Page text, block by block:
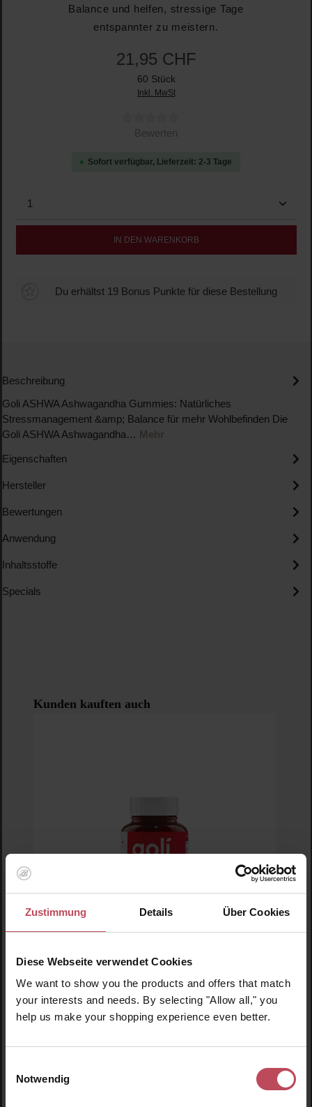
Zustimmung Details Über Cookies
Diese Webseite verwendet Cookies
We want to show you the products and offers that match
your interests and needs. By selecting "Allow all," you
help us make your shopping experience even better.
Notwendig
Balance und helfen, stressige Tage
entspannter zu meistern.
21,95 CHF
60 Stück
Inkl. MwSt
Durchschnittliche Bewertung von 0 von 5 Sternen
Bewerten
Sofort verfügbar, Lieferzeit: 2-3 Tage
Produkt Anzahl: Gib den gewünschten Wert ein
IN DEN WARENKORB
Du erhältst 19 Bonus Punkte für diese Bestellung
Beschreibung
Goli ASHWA Ashwagandha Gummies: Natürliches
Stressmanagement &amp; Balance für mehr Wohlbefinden Die
Goli ASHWA Ashwagandha… Mehr
Eigenschaften
Hersteller
Bewertungen
Anwendung
Inhaltsstoffe
Specials
Produktgalerie überspringen
Kunden kauften auch
Goli Nutrition
Apple Cider Vinegar Gummies